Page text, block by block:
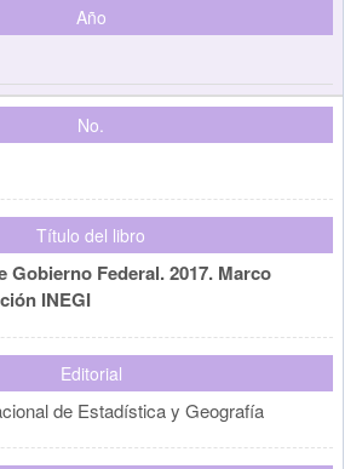
Año
No.
Título del libro
Gobierno Federal. 2017. Marco
INEGI
Editorial
de Estadística y Geografía